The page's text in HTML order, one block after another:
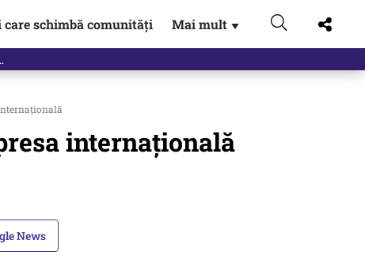
care schimbă comunități Mai mult ▼
internațională
News